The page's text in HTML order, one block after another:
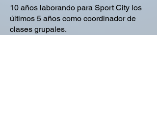
10 años laborando para Sport City los
últimos 5 años como coordinador de
clases grupales.